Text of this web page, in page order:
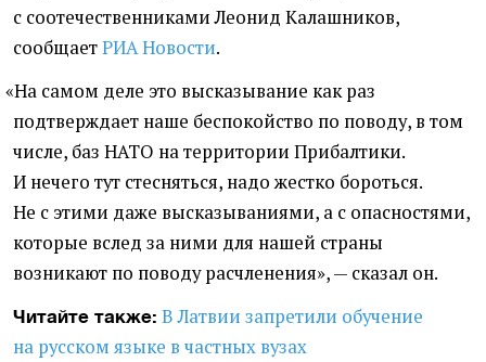
с соотечественниками Леонид Калашников,
сообщаетРИА Новости.
«На самом деле это высказывание как раз
подтверждает наше беспокойство по поводу, в том
числе, баз НАТО на территории Прибалтики.
И нечего тут стесняться, надо жестко бороться.
Не с этими даже высказываниями, а с опасностями,
которые вслед за ними для нашей страны
возникают по поводу расчленения», — сказал он.
Читайте также: В Латвии запретили обучение
на русском языке в частных вузах